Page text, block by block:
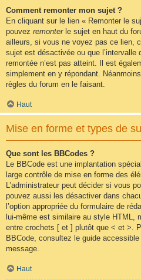
Comment remonter mon sujet ?
En cliquant sur le lien « Remonter le
pouvez remonterle sujet en haut du
ailleurs, si vous ne voyez pas ce lien,
sujet est désactivée ou que l’intervalle
remontée n’est pas atteint. Il est
simplement en y répondant.
règles du forum en le faisant.
Haut
Mise en forme et types de
Que sont les BBCodes ?
Le BBCode est une implantation
large contrôle de mise en forme des
L’administrateur peut décider si vous
pouvez aussi les désactiver dans
l’option appropriée du formulaire de
lui-même est similaire au style HTML,
entre crochets [ et ] plutôt que < et >.
BBCode, consultez le guide
message.
Haut